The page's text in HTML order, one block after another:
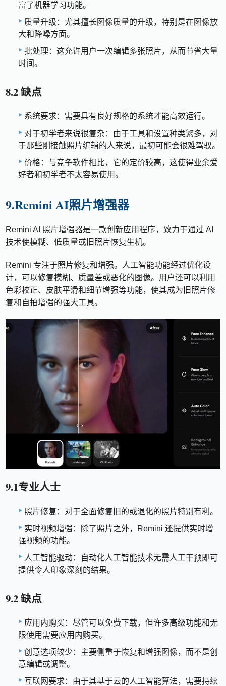
富了机器学习功能。
质量升级：尤其擅长图像质量的升级，特别是在图像放
大和降噪方面。
批处理：这允许用户一次编辑多张照片，从而节省大量
时间。
8.2 缺点
系统要求：需要具有良好规格的系统才能高效运行。
对于初学者来说很复杂：由于工具和设置种类繁多，对
于那些刚接触照片编辑的人来说，最初可能会很难驾驭。
价格：与竞争软件相比，它的定价较高，这使得业余爱
好者和初学者不太容易使用。
9.Remini AI照片增强器
Remini AI 照片增强器是一款创新应用程序，致力于通过 AI
技术使模糊、低质量或旧照片恢复生机。
Remini 专注于照片修复和增强。人工智能功能经过优化设
计，可以修复模糊、质量差或恶化的图像。用户还可以利用
色彩校正、皮肤平滑和细节增强等功能，使其成为旧照片修
复和自拍增强的强大工具。
9.1专业人士
照片修复：对于全面修复旧的或退化的照片特别有利。
实时视频增强：除了照片之外，Remini 还提供实时增
强视频的功能。
人工智能驱动：自动化人工智能技术无需人工干预即可
提供令人印象深刻的结果。
9.2 缺点
应用内购买：尽管可以免费下载，但许多高级功能和无
限使用需要应用内购买。
创意选项较少：主要侧重于恢复和增强图像，而不是创
意编辑或调整。
互联网要求：由于其基于云的人工智能算法，需要持续